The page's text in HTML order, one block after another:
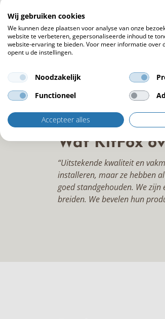
Wat KitFox
“Uitstekende kwaliteit en
installeren, maar ze hebben
goed standgehouden. We
breiden. We bevelen hun
Wij gebruiken cookies
We kunnen deze plaatsen voor analyse van onze
website te verbeteren, gepersonaliseerde inhoud te
website-ervaring te bieden. Voor meer informatie over
opent u de instellingen.
Noodzakelijk
Functioneel
Accepteer alles